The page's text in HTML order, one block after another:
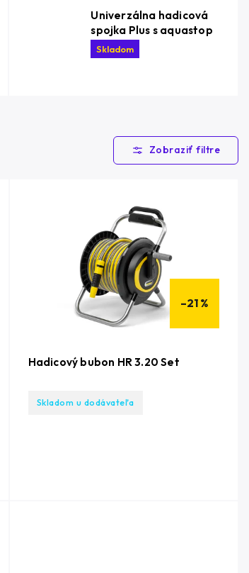
Univerzálna hadicová
spojka Plus s aquastop
Skladom
–21 %
Hadicový bubon HR 3.20 Set
Skladom u dodávateľa